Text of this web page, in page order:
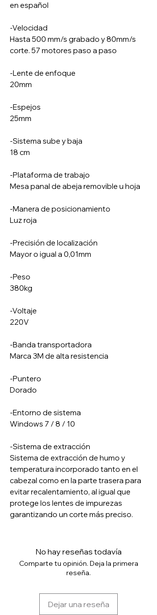
en español
-Velocidad
Hasta 500 mm/s grabado y 80mm/s
corte. 57 motores paso a paso
-Lente de enfoque
20mm
-Espejos
25mm
-Sistema sube y baja
18 cm
-Plataforma de trabajo
Mesa panal de abeja removible u hoja
-Manera de posicionamiento
Luz roja
-Precisión de localización
Mayor o igual a 0,01mm
-Peso
380kg
-Voltaje
220V
-Banda transportadora
Marca 3M de alta resistencia
-Puntero
Dorado
-Entorno de sistema
Windows 7 / 8 / 10
-Sistema de extracción
Sistema de extracción de humo y
temperatura incorporado tanto en el
cabezal como en la parte trasera para
evitar recalentamiento, al igual que
protege los lentes de impurezas
garantizando un corte más preciso.
No hay reseñas todavía
Comparte tu opinión. Deja la primera
reseña.
Dejar una reseña